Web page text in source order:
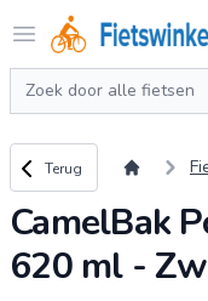
Open menu
Logo
Zoeken
Terug naar overzicht
Terug
CamelBak
620 ml -